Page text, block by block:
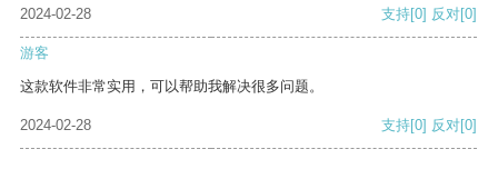
2024-02-28 支持[0] 反对[0]
游客
这款软件非常实用，可以帮助我解决很多问题。
2024-02-28 支持[0] 反对[0]